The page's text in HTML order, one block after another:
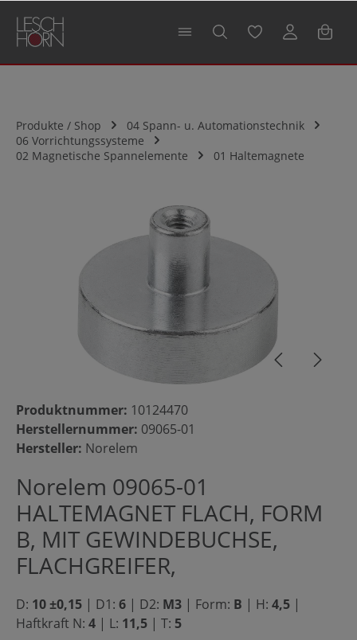
springen
Produkte / Shop
04 Spann- u. Automationstechnik
06 Vorrichtungssysteme
02 Magnetische Spannelemente
01 Haltemagnete
Bildergalerie überspringen
Produktnummer: 10124470
Herstellernummer: 09065-01
Hersteller: Norelem
Norelem 09065-01
HALTEMAGNET FLACH, FORM
B, MIT GEWINDEBUCHSE,
FLACHGREIFER,
D: 10 ±0,15 | D1: 6 | D2: M3 | Form: B | H: 4,5 |
Haftkraft N: 4 | L: 11,5 | T: 5